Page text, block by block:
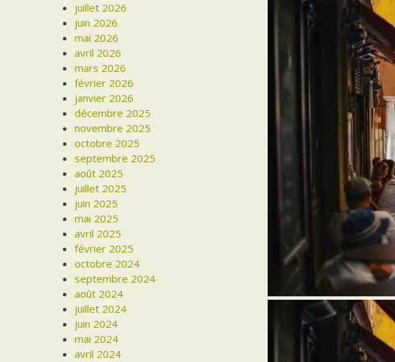
juillet 2026
juin 2026
mai 2026
avril 2026
mars 2026
février 2026
janvier 2026
décembre 2025
novembre 2025
octobre 2025
septembre 2025
août 2025
juillet 2025
juin 2025
mai 2025
avril 2025
février 2025
octobre 2024
septembre 2024
août 2024
juillet 2024
juin 2024
mai 2024
avril 2024